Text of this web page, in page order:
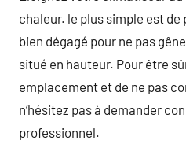
chaleur. le plus simple est
bien dégagé pour ne pas
situé en hauteur. Pour être
emplacement et de ne pas
n’hésitez pas à demander
professionnel.